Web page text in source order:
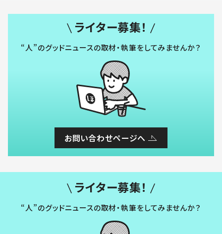
ライター募集！
“人”のグッドニュースの取材・執筆をしてみませんか？
お問い合わせページへ
ライター募集！
“人”のグッドニュースの取材・執筆をしてみませんか？